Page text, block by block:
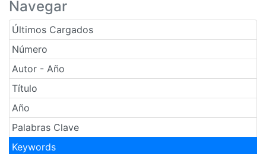
Navegar
Últimos Cargados
Número
Autor - Año
Título
Año
Palabras Clave
Keywords